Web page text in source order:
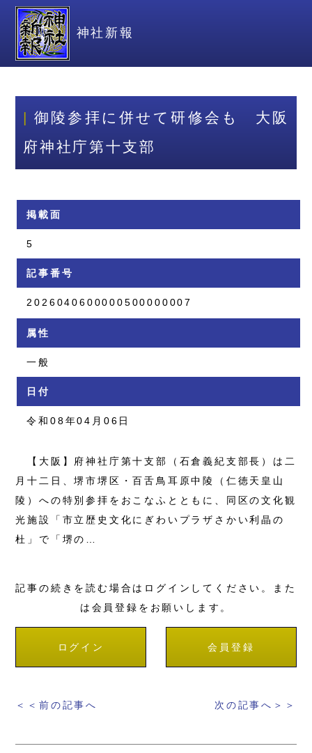
神社新報
御陵参拝に併せて研修会も 大阪
府神社庁第十支部
掲載面
5
記事番号
2026040600000500000007
属性
一般
日付
令和08年04月06日
【大阪】府神社庁第十支部（石倉義紀支部長）は二
月十二日、堺市堺区・百舌鳥耳原中陵（仁徳天皇山
陵）への特別参拝をおこなふとともに、同区の文化観
光施設「市立歴史文化にぎわいプラザさかい利晶の
杜」で「堺の…
記事の続きを読む場合はログインしてください。また
は会員登録をお願いします。
ログイン 会員登録
＜＜前の記事へ 次の記事へ＞＞